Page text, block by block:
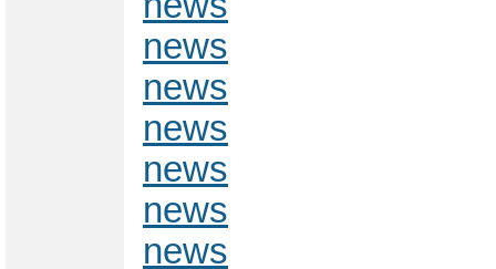
news
news
news
news
news
news